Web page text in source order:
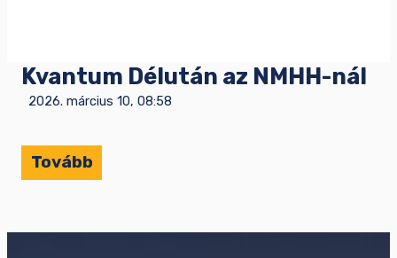
Kvantum Délután az NMHH-nál
2026. március 10, 08:58
Tovább